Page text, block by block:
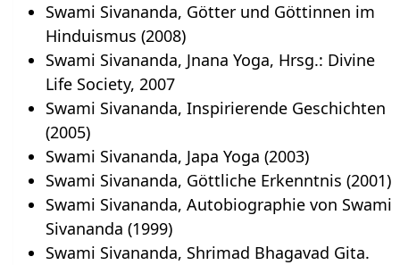
Swami Sivananda, Götter und Göttinnen im
Hinduismus (2008)
Swami Sivananda, Jnana Yoga, Hrsg.: Divine
Life Society, 2007
Swami Sivananda, Inspirierende Geschichten
(2005)
Swami Sivananda, Japa Yoga (2003)
Swami Sivananda, Göttliche Erkenntnis (2001)
Swami Sivananda, Autobiographie von Swami
Sivananda (1999)
Swami Sivananda, Shrimad Bhagavad Gita.